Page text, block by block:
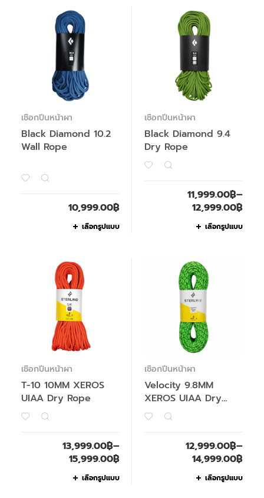
เชือกปีนหน้าผา
Black Diamond 10.2
Wall Rope
10,999.00฿
เลือกรูปแบบ
เชือกปีนหน้าผา
Black Diamond 9.4
Dry Rope
11,999.00฿–
12,999.00฿
เลือกรูปแบบ
เชือกปีนหน้าผา
T-10 10MM XEROS
UIAA Dry Rope
13,999.00฿–
15,999.00฿
เลือกรูปแบบ
เชือกปีนหน้าผา
Velocity 9.8MM
XEROS UIAA Dry
Rope
12,999.00฿–
14,999.00฿
เลือกรูปแบบ